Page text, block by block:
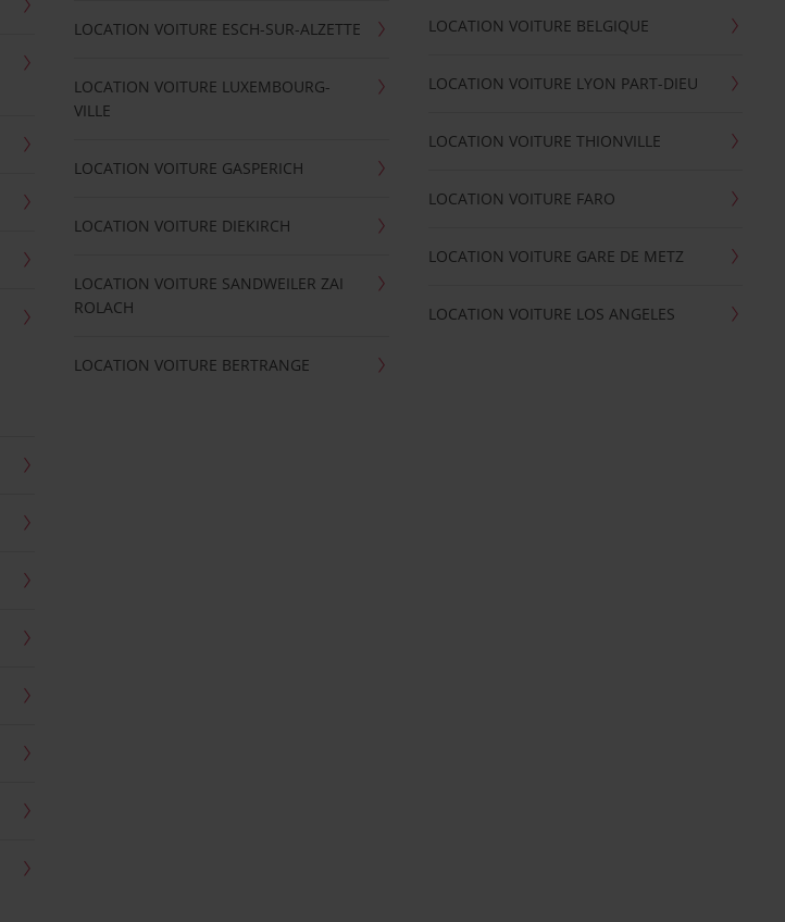
LOCATION VOITURE ESCH-SUR-ALZETTE
LOCATION VOITURE LUXEMBOURG-
VILLE
LOCATION VOITURE GASPERICH
LOCATION VOITURE DIEKIRCH
LOCATION VOITURE SANDWEILER ZAI
ROLACH
LOCATION VOITURE BERTRANGE
LOCATION VOITURE BELGIQUE
LOCATION VOITURE LYON PART-DIEU
LOCATION VOITURE THIONVILLE
LOCATION VOITURE FARO
LOCATION VOITURE GARE DE METZ
LOCATION VOITURE LOS ANGELES